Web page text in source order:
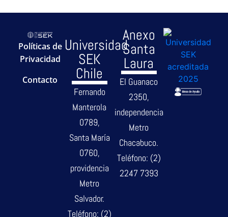
Políticas de
Privacidad
Contacto
Universidad
SEK
Chile
Fernando
Manterola
0789,
Santa María
0760,
providencia
Metro
Salvador.
Teléfono: (2)
Anexo
Santa
Laura
El Guanaco
2350,
independencia
Metro
Chacabuco.
Teléfono: (2)
2247 7393